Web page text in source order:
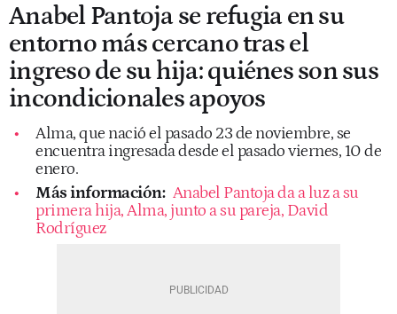
Anabel Pantoja se refugia en su
entorno más cercano tras el
ingreso de su hija: quiénes son sus
incondicionales apoyos
Alma, que nació el pasado 23 de noviembre, se
encuentra ingresada desde el pasado viernes, 10 de
enero.
Más información: Anabel Pantoja da a luz a su
primera hija, Alma, junto a su pareja, David
Rodríguez